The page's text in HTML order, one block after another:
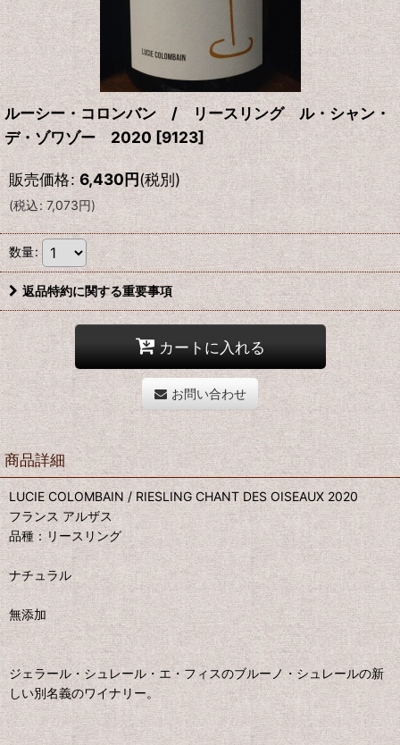
ルーシー・コロンバン / リースリング ル・シャン・
デ・ゾワゾー 2020 [9123]
販売価格: 6,430円(税別)
(税込: 7,073円)
数量:
返品特約に関する重要事項
カートに入れる
お問い合わせ
商品詳細
LUCIE COLOMBAIN / RIESLING CHANT DES OISEAUX 2020
フランス アルザス
品種：リースリング
ナチュラル
無添加
ジェラール・シュレール・エ・フィスのブルーノ・シュレールの新
しい別名義のワイナリー。